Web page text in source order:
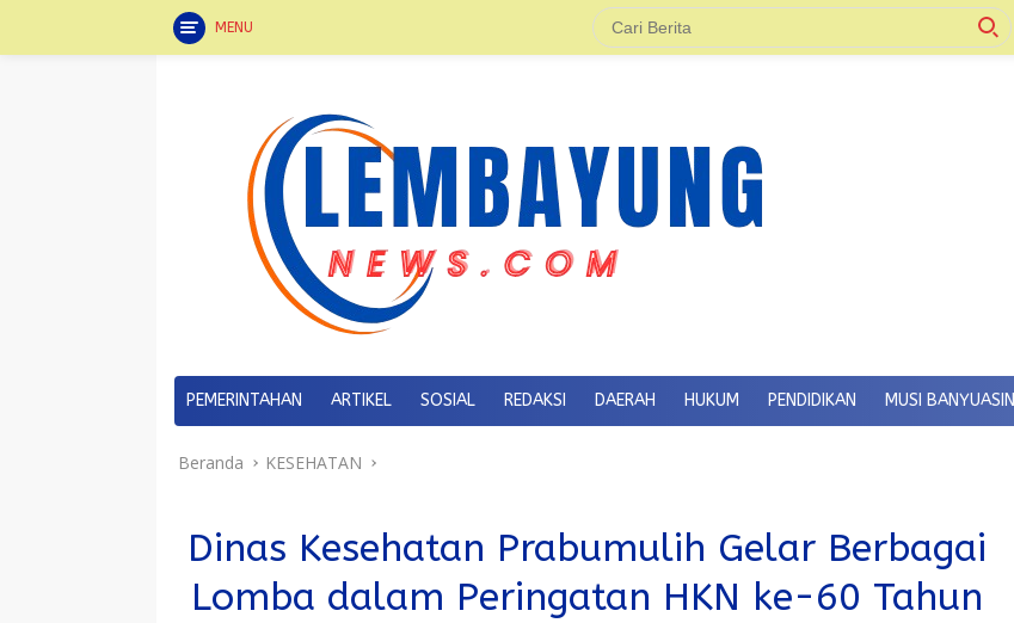
MENU
PEMERINTAHAN ARTIKEL SOSIAL REDAKSI DAERAH HUKUM PENDIDIKAN MUSI BANYUASIN
Beranda KESEHATAN
Dinas Kesehatan Prabumulih Gelar Berbagai
Lomba dalam Peringatan HKN ke-60 Tahun